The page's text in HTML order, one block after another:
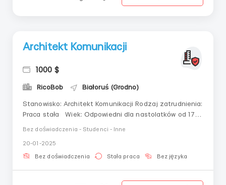
Architekt Komunikacji
1000 $
RicoBob Białoruś (Grodno)
Stanowisko: Architekt Komunikacji Rodzaj zatrudnienia:
Praca stała Wiek: Odpowiedni dla nastolatków od 17
• Przetwarzanie zapytań i dostarczanie informac...
Bez doświadczenia - Studenci - Inne
20-01-2025
Bez doświadczenia Stała praca Bez języka